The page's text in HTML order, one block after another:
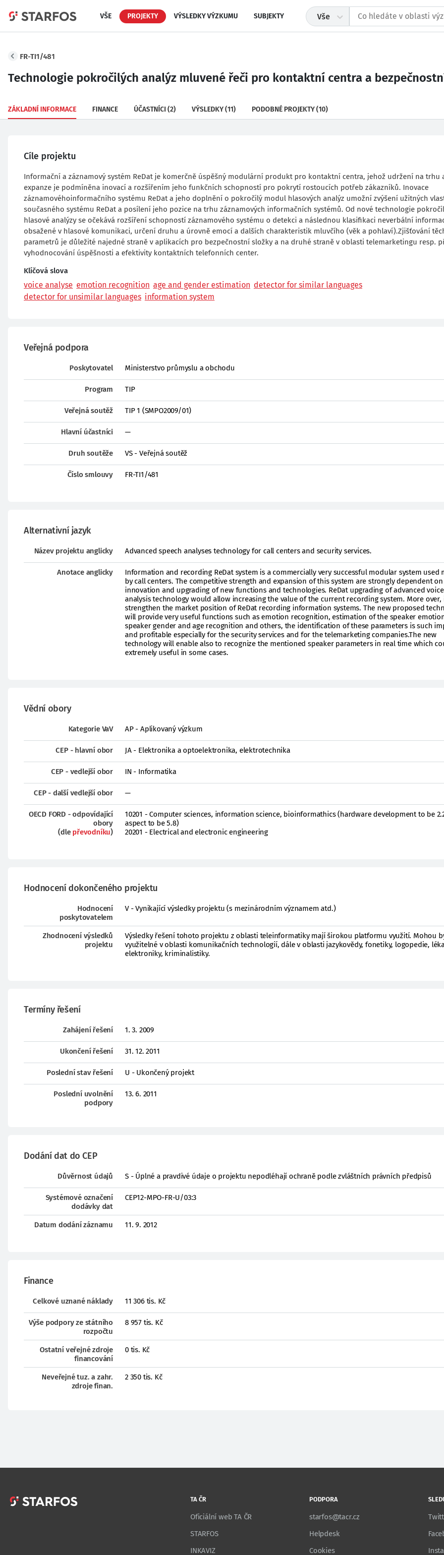
VŠE PROJEKTY VÝSLEDKY VÝZKUMU SUBJEKTY Vše
FR-TI1/481
Technologie pokročilých analýz mluvené řeči pro kontaktní centra a
ZÁKLADNÍ INFORMACE FINANCE ÚČASTNÍCI (2) VÝSLEDKY(11) PODOBNÉ PROJEKTY(10)
Cíle projektu
Informační a záznamový systém ReDat je komerčně úspěšný modulární produkt pro kontaktní centra, jehož udržení na trhu
expanze je podmíněna inovací a rozšířením jeho funkčních schopností pro pokrytí rostoucích potřeb zákazníků. Inovace
záznamovéhoinformačního systému ReDat a jeho doplnění o pokročilý modul hlasových analýz umožní zvýšení užitných
současného systému ReDat a posílení jeho pozice na trhu záznamových informačních systémů. Od nové technologie
hlasové analýzy se očekává rozšíření schopností záznamového systému o detekci a následnou klasifikaci neverbální
obsažené v hlasové komunikaci, určení druhu a úrovně emocí a dalších charakteristik mluvčího (věk a pohlaví).Zjišťování
parametrů je důležité najedné straně v aplikacích pro bezpečnostní složky a na druhé straně v oblasti telemarketingu resp.
vyhodnocování úspěšnosti a efektivity kontaktních telefonních center.
Klíčová slova
voice analyse emotion recognition age and gender estimation detector for similar languages
detector for unsimilar languages information system
Veřejná podpora
Poskytovatel Ministerstvo průmyslu a obchodu
Program TIP
Veřejná soutěž TIP 1 (SMPO2009/01)
Hlavní účastníci —
Druh soutěže VS - Veřejná soutěž
Číslo smlouvy FR-TI1/481
Alternativní jazyk
Název projektu anglicky Advanced speech analyses technology for call centers and security services.
Anotace anglicky
Information and recording ReDat system is a commercially very successful modular system used
by call centers. The competitive strength and expansion of this system are strongly dependent
innovation and upgrading of new functions and technologies. ReDat upgrading of advanced voice
analysis technology would allow increasing the value of the current recording system. More over,
strengthen the market position of ReDat recording information systems. The new proposed
will provide very useful functions such as emotion recognition, estimation of the speaker
speaker gender and age recognition and others, the identification of these parameters is such
and profitable especially for the security services and for the telemarketing companies.The new
technology will enable also to recognize the mentioned speaker parameters in real time which
extremely useful in some cases.
Vědní obory
Kategorie VaV AP - Aplikovaný výzkum
CEP - hlavní obor JA - Elektronika a optoelektronika, elektrotechnika
CEP - vedlejší obor IN - Informatika
CEP - další vedlejší obor —
OECD FORD - odpovídající
obory
(dle převodníku)
10201 - Computer sciences, information science, bioinformathics (hardware development to be
aspect to be 5.8)
20201 - Electrical and electronic engineering
Hodnocení dokončeného projektu
Hodnocení
poskytovatelem
V - Vynikající výsledky projektu (s mezinárodním významem atd.)
Zhodnocení výsledků
projektu
Výsledky řešení tohoto projektu z oblasti teleinformatiky mají širokou platformu využití. Mohou
využitelné v oblasti komunikačních technologií, dále v oblasti jazykovědy, fonetiky, logopedie,
elektroniky, kriminalistiky.
Termíny řešení
Zahájení řešení 1. 3. 2009
Ukončení řešení 31. 12. 2011
Poslední stav řešení U - Ukončený projekt
Poslední uvolnění
podpory
13. 6. 2011
Dodání dat do CEP
Důvěrnost údajů S - Úplné a pravdivé údaje o projektu nepodléhají ochraně podle zvláštních právních předpisů
Systémové označení
dodávky dat
CEP12-MPO-FR-U/03:3
Datum dodání záznamu 11. 9. 2012
Finance
Celkové uznané náklady 11 306 tis. Kč
Výše podpory ze státního
rozpočtu
8 957 tis. Kč
Ostatní veřejné zdroje
financování
0 tis. Kč
Neveřejné tuz. a zahr.
zdroje finan.
2 350 tis. Kč
TA ČR
Oficiální web TA ČR
STARFOS
INKAVIZ
PODPORA
starfos@tacr.cz
Helpdesk
Cookies